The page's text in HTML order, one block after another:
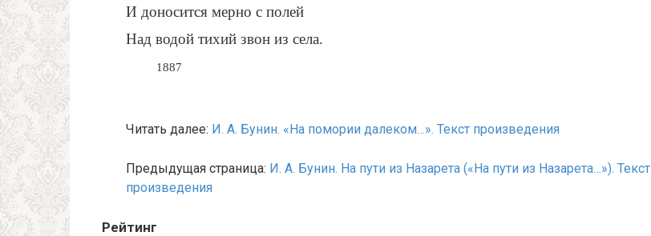
И доносится мерно с полей
Над водой тихий звон из села.
1887
Читать далее: И. А. Бунин. «На помории далеком…». Текст произведения
Предыдущая страница: И. А. Бунин. На пути из Назарета («На пути из Назарета…»). Текст
произведения
Рейтинг